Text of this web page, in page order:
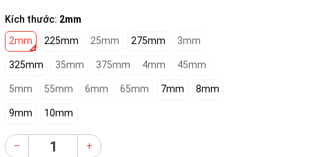
Kích thước: 2mm
2mm
225mm 25mm 275mm 3mm
325mm 35mm 375mm 4mm 45mm
5mm 55mm 6mm 65mm 7mm 8mm
9mm 10mm
– +